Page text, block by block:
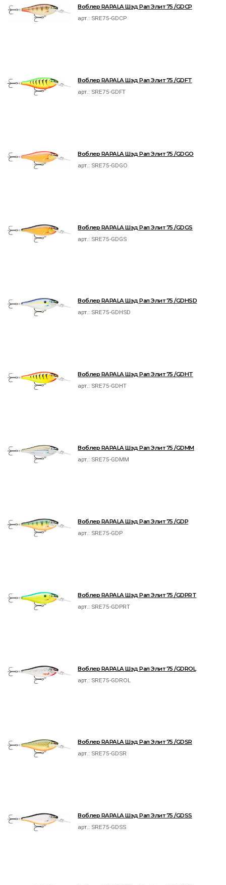
Воблер RAPALA Шэд Рап Элит 75 /GDCP
арт.: SRE75-GDCP
Воблер RAPALA Шэд Рап Элит 75 /GDFT
арт.: SRE75-GDFT
Воблер RAPALA Шэд Рап Элит 75 /GDGO
арт.: SRE75-GDGO
Воблер RAPALA Шэд Рап Элит 75 /GDGS
арт.: SRE75-GDGS
Воблер RAPALA Шэд Рап Элит 75 /GDHSD
арт.: SRE75-GDHSD
Воблер RAPALA Шэд Рап Элит 75 /GDHT
арт.: SRE75-GDHT
Воблер RAPALA Шэд Рап Элит 75 /GDMM
арт.: SRE75-GDMM
Воблер RAPALA Шэд Рап Элит 75 /GDP
арт.: SRE75-GDP
Воблер RAPALA Шэд Рап Элит 75 /GDPRT
арт.: SRE75-GDPRT
Воблер RAPALA Шэд Рап Элит 75 /GDROL
арт.: SRE75-GDROL
Воблер RAPALA Шэд Рап Элит 75 /GDSR
арт.: SRE75-GDSR
Воблер RAPALA Шэд Рап Элит 75 /GDSS
арт.: SRE75-GDSS